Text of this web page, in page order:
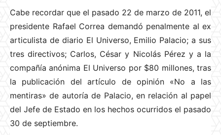
Cabe recordar que el pasado 22 de marzo de 2011, el
presidente Rafael Correa demandó penalmente al ex
articulista de diario El Universo, Emilio Palacio; a sus
tres directivos; Carlos, César y Nicolás Pérez y a la
compañía anónima El Universo por $80 millones, tras
la publicación del artículo de opinión «No a las
mentiras» de autoría de Palacio, en relación al papel
del Jefe de Estado en los hechos ocurridos el pasado
30 de septiembre.